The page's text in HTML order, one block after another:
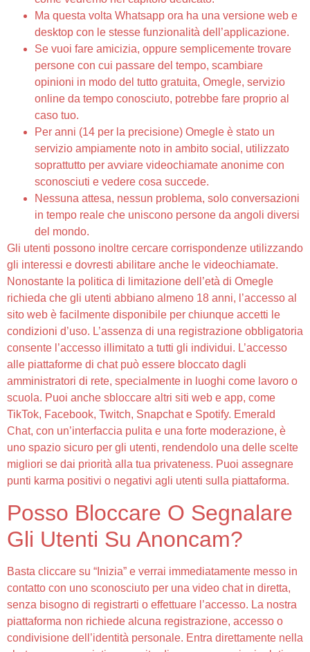
Ma questa volta Whatsapp ora ha una versione web e
desktop con le stesse funzionalità dell’applicazione.
Se vuoi fare amicizia, oppure semplicemente trovare
persone con cui passare del tempo, scambiare
opinioni in modo del tutto gratuita, Omegle, servizio
online da tempo conosciuto, potrebbe fare proprio al
caso tuo.
Per anni (14 per la precisione) Omegle è stato un
servizio ampiamente noto in ambito social, utilizzato
soprattutto per avviare videochiamate anonime con
sconosciuti e vedere cosa succede.
Nessuna attesa, nessun problema, solo conversazioni
in tempo reale che uniscono persone da angoli diversi
del mondo.
Gli utenti possono inoltre cercare corrispondenze utilizzando
gli interessi e dovresti abilitare anche le videochiamate.
Nonostante la politica di limitazione dell’età di Omegle
richieda che gli utenti abbiano almeno 18 anni, l’accesso al
sito web è facilmente disponibile per chiunque accetti le
condizioni d’uso. L’assenza di una registrazione obbligatoria
consente l’accesso illimitato a tutti gli individui. L’accesso
alle piattaforme di chat può essere bloccato dagli
amministratori di rete, specialmente in luoghi come lavoro o
scuola. Puoi anche sbloccare altri siti web e app, come
TikTok, Facebook, Twitch, Snapchat e Spotify. Emerald
Chat, con un’interfaccia pulita e una forte moderazione, è
uno spazio sicuro per gli utenti, rendendolo una delle scelte
migliori se dai priorità alla tua privateness. Puoi assegnare
punti karma positivi o negativi agli utenti sulla piattaforma.
Posso Bloccare O Segnalare
Gli Utenti Su Anoncam?
Basta cliccare su “Inizia” e verrai immediatamente messo in
contatto con uno sconosciuto per una video chat in diretta,
senza bisogno di registrarti o effettuare l’accesso. La nostra
piattaforma non richiede alcuna registrazione, accesso o
condivisione dell’identità personale. Entra direttamente nella